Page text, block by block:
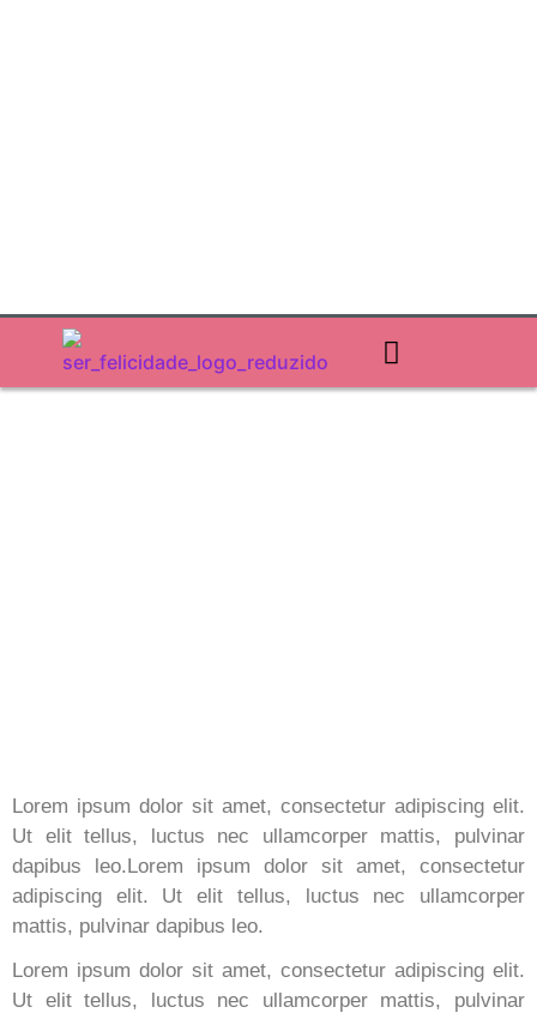
Lorem ipsum dolor sit amet, consectetur adipiscing elit.
Ut elit tellus, luctus nec ullamcorper mattis, pulvinar
dapibus leo.Lorem ipsum dolor sit amet, consectetur
adipiscing elit. Ut elit tellus, luctus nec ullamcorper
mattis, pulvinar dapibus leo.
Lorem ipsum dolor sit amet, consectetur adipiscing elit.
Ut elit tellus, luctus nec ullamcorper mattis, pulvinar